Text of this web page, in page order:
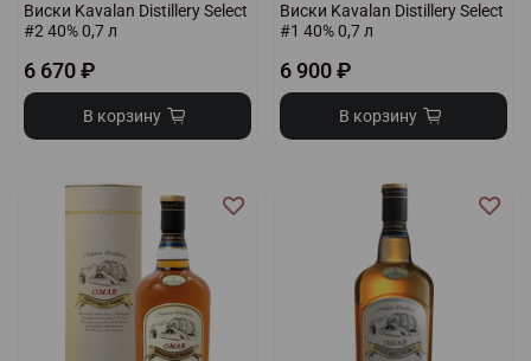
Виски Kavalan Distillery Select
#2 40% 0,7 л
6 670 ₽
В корзину
Виски Kavalan Distillery Select
#1 40% 0,7 л
6 900 ₽
В корзину